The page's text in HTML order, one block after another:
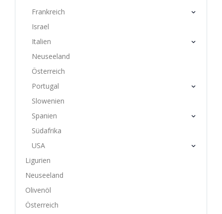
Frankreich
Israel
Italien
Neuseeland
Österreich
Portugal
Slowenien
Spanien
Südafrika
USA
Ligurien
Neuseeland
Olivenöl
Österreich